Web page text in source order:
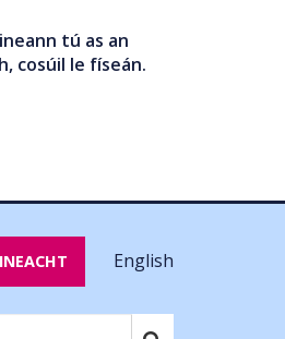
tú as an
cosúil le físeán.
English